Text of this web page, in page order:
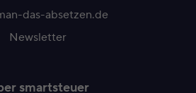
das-absetzen.de
Newsletter
smartsteuer